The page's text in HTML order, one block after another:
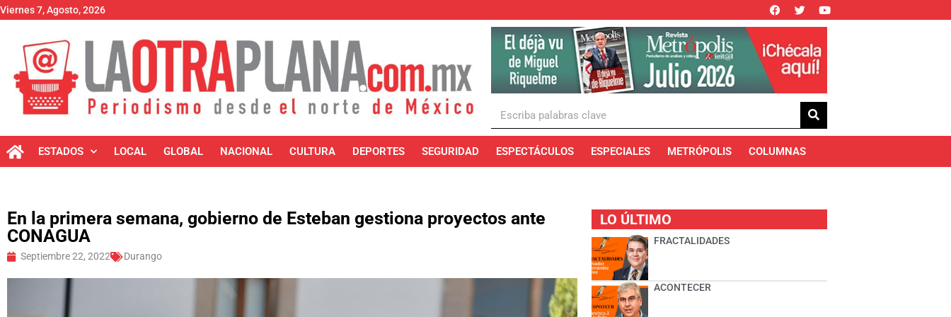
Viernes 7, Agosto, 2026
ESTADOS LOCAL GLOBAL NACIONAL CULTURA DEPORTES SEGURIDAD ESPECTÁCULOS ESPECIALES METRÓPOLIS COLUMNAS
En la primera semana, gobierno de Esteban gestiona proyectos ante
CONAGUA
Septiembre 22, 2022 Durango
LO ÚLTIMO
FRACTALIDADES
ACONTECER